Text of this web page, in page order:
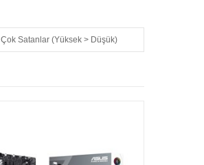
Çok Satanlar (Yüksek > Düşük)